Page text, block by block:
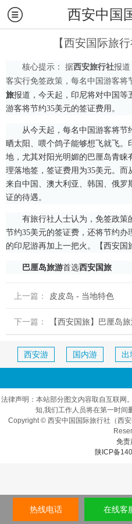
西安中国
【西安国际旅
核心提示： 据西安旅行社报道
客实行免签政策，每名中国游客将
旅报道，今天起，印尼将对中国等
游客将节约35美元的签证费用。
从今天起，每名中国游客将节
晒太阳、喂个鸽子能够想飞就飞。
地，尤其对阳光明媚的巴厘岛青
理落地签，签证费用为35美元。而
来自中国、澳大利亚、韩国、俄
证的待遇。
有旅行社人士认为，免签政策
节约35美元的签证费，还将节约
的印尼游再加上一把火。【西安国
巴厘岛旅游首选西安国旅
上一篇： 皮皮岛 - 当地特色
下一篇： 【西安国旅】巴厘岛
西安游 国内游 出
法律声明：本站部分图文内容取自互联网
知,我们工作人员将在第一时间
Copyright © 西安中国国际旅行社（西
免责
陕ICP备
热线电话 在线客